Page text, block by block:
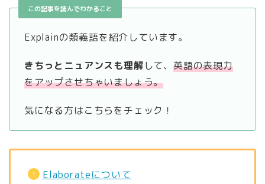
この記事を読んでわかること
Explainの類義語を紹介しています。
きちっとニュアンスも理解して、英語の表現力
をアップさせちゃいましょう。
気になる方はこちらをチェック！
Elaborateについて